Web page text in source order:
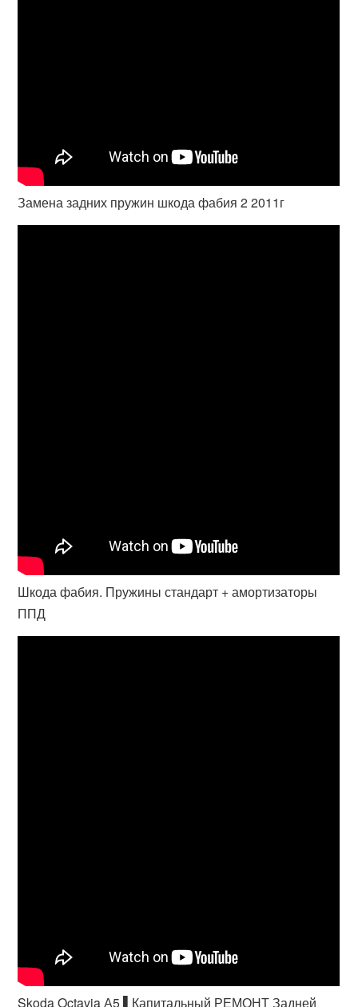
Замена задних пружин шкода фабия 2 2011г
Шкода фабия. Пружины стандарт + амортизаторы
ППД
Skoda Octavia А5 ▌Капитальный РЕМОНТ Задней